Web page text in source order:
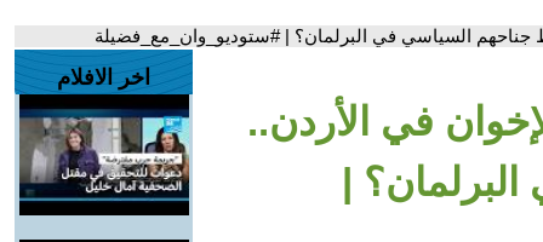
السياسي في البرلمان؟ | #ستوديو_وان_مع_فضيلة
في الأردن..
|
اخر الافلام